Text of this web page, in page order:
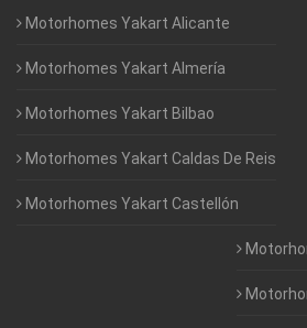
Motorhomes Yakart Alicante
Motorhomes Yakart Almería
Motorhomes Yakart Bilbao
Motorhomes Yakart Caldas De Reis
Motorhomes Yakart Castellón